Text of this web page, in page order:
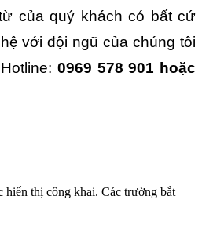
của quý khách có bất cứ
với đội ngũ của chúng tôi
0969 578 901 hoặc
hiển thị công khai. Các trường bắt